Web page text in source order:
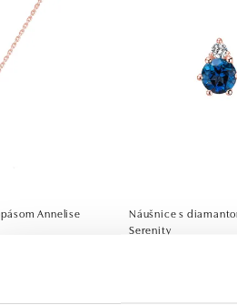
Annelise
Náušnice s
Serenity